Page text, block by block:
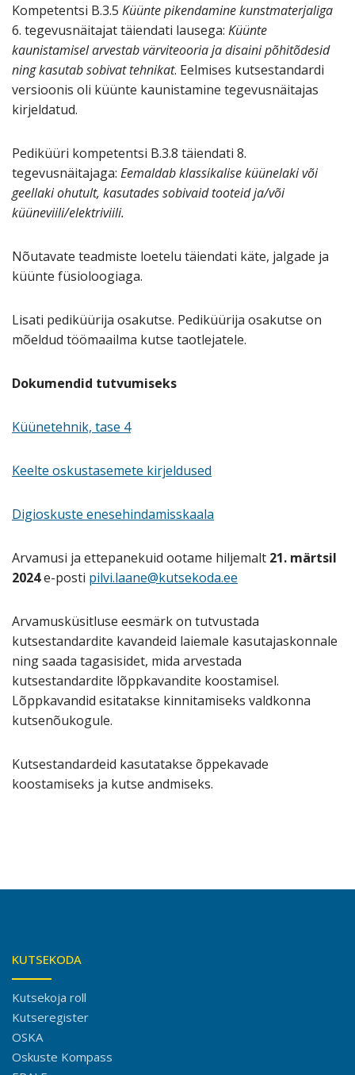
Kompetentsi B.3.5 Küünte pikendamine kunstmaterjaliga
6. tegevusnäitajat täiendati lausega: Küünte
kaunistamisel arvestab värviteooria ja disaini põhitõdesid
ning kasutab sobivat tehnikat. Eelmises kutsestandardi
versioonis oli küünte kaunistamine tegevusnäitajas
kirjeldatud.
Pediküüri kompetentsi B.3.8 täiendati 8.
tegevusnäitajaga: Eemaldab klassikalise küünelaki või
geellaki ohutult, kasutades sobivaid tooteid ja/või
küüneviili/elektriviili.
Nõutavate teadmiste loetelu täiendati käte, jalgade ja
küünte füsioloogiaga.
Lisati pediküürija osakutse. Pediküürija osakutse on
mõeldud töömaailma kutse taotlejatele.
Dokumendid tutvumiseks
Küünetehnik, tase 4
Keelte oskustasemete kirjeldused
Digioskuste enesehindamisskaala
Arvamusi ja ettepanekuid ootame hiljemalt 21. märtsil
2024e-posti pilvi.laane@kutsekoda.ee
Arvamusküsitluse eesmärk on tutvustada
kutsestandardite kavandeid laiemale kasutajaskonnale
ning saada tagasisidet, mida arvestada
kutsestandardite lõppkavandite koostamisel.
Lõppkavandid esitatakse kinnitamiseks valdkonna
kutsenõukogule.
Kutsestandardeid kasutatakse õppekavade
koostamiseks ja kutse andmiseks.
KUTSEKODA
Kutsekoja roll
Kutseregister
OSKA
Oskuste Kompass